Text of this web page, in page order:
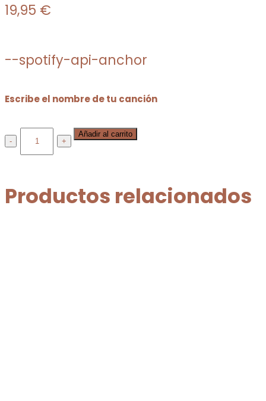
19,95 €
--spotify-api-anchor
Escribe el nombre de tu canción
VASO
SPOTIFY
TRAVEL
cantidad
Añadir al carrito
Productos relacionados